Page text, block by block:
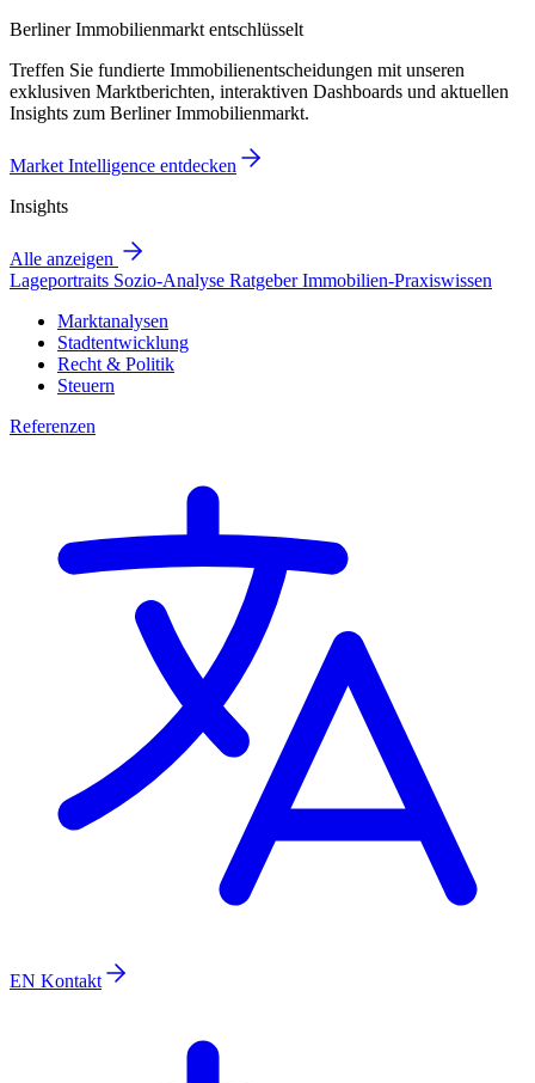
Berliner Immobilienmarkt entschlüsselt
Treffen Sie fundierte Immobilienentscheidungen mit unseren
exklusiven Marktberichten, interaktiven Dashboards und aktuellen
Insights zum Berliner Immobilienmarkt.
Market Intelligence entdecken
Insights
Alle anzeigen
Lageportraits Sozio-Analyse RatgeberImmobilien-Praxiswissen
Marktanalysen
Stadtentwicklung
Recht & Politik
Steuern
Referenzen
EN Kontakt